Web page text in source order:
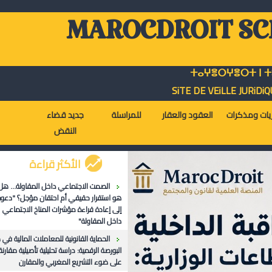
MAROCDROIT
ⵜⴰⵖⴻⵔⵖⴻⵔⵜ ⵏ
جديد قضاء
النقض
للمراسلة العقود والعقار ومذكرات
الأكثر قراءة
الصمت الاجتماعي داخل المقاولة...
هو استقرار حقيقي أم احتقان مؤجل؟
إلى إعادة قراءة مؤشرات المناخ الاجتماعي
داخل المقاولة"
الحماية القانونية للمعاملات المالية
البورصة الرقمية: دراسة تحليلية تأصيلية
على ضوء التشريع المغربي والمقارن